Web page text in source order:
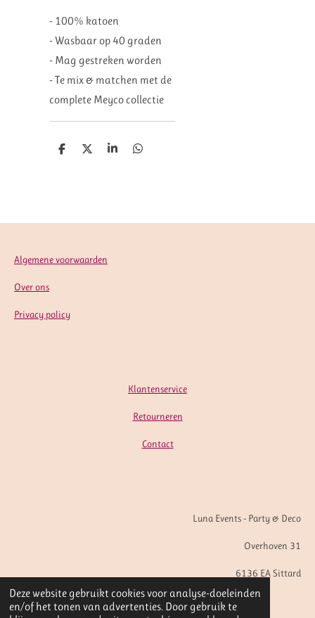
Deze website gebruikt cookies voor analyse-doeleinden
en/of het tonen van advertenties. Door gebruik te
- 100% katoen
- Wasbaar op 40 graden
- Mag gestreken worden
- Te mix & matchen met de
complete Meyco collectie
D
D
S
D
Algemene voorwaarden
Over ons
Privacy policy
Klantenservice
Retourneren
Contact
Luna Events - Party & Deco
Overhoven 31
6136 EA Sittard